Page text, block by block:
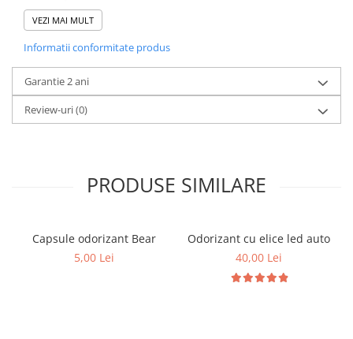
Răspunsul în frecvență al
trecerii sunetului: 0Hz
până la 10Khz.
Efectuați injecția de
curent, măsurarea,
polarității, testarea
componentelor.
VEZI MAI MULT
Informatii conformitate produs
Garantie 2 ani
Review-uri(0)
PRODUSE SIMILARE
Capsule odorizant Bear
5,00 Lei
Odorizant cu elice led auto
40,00 Lei